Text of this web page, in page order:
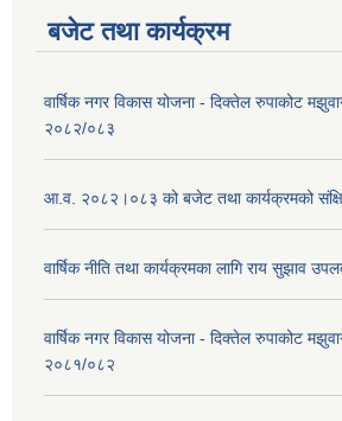
बजेट तथा कार्यक्रम
वार्षिक नगर विकास योजना - दिक्तेल रुपाकोट
२०८२/०८३
आ.व. २०८२।०८३ को बजेट तथा कार्यक्रमको
वार्षिक नीति तथा कार्यक्रमका लागि राय सुझाव
वार्षिक नगर विकास योजना - दिक्तेल रुपाकोट
२०८१/०८२